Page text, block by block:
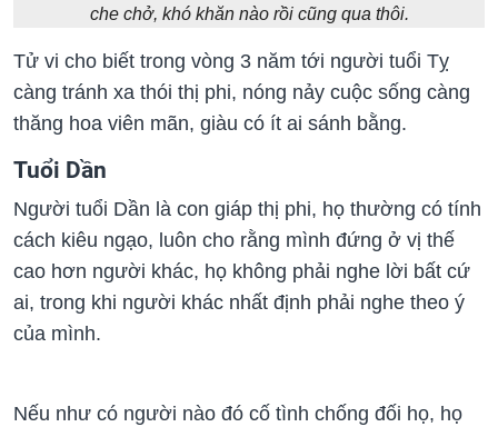
che chở, khó khăn nào rồi cũng qua thôi.
Tử vi cho biết trong vòng 3 năm tới người tuổi Tỵ
càng tránh xa thói thị phi, nóng nảy cuộc sống càng
thăng hoa viên mãn, giàu có ít ai sánh bằng.
Tuổi Dần
Người tuổi Dần là con giáp thị phi, họ thường có tính
cách kiêu ngạo, luôn cho rằng mình đứng ở vị thế
cao hơn người khác, họ không phải nghe lời bất cứ
ai, trong khi người khác nhất định phải nghe theo ý
của mình.
Nếu như có người nào đó cố tình chống đối họ, họ